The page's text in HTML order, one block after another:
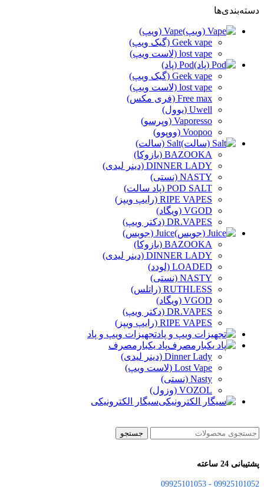
دسته‌بندی‌ها
Vape (ویپ)
Geek vape (گیک ویپ)
lost vape (لاست ویپ)
Pod (پاد)
Geek vape (گیک ویپ)
lost vape (لاست ویپ)
Free max (فری مکس)
Uwell (یوول)
Vaporesso (وپرسو)
Voopoo (ووپوو)
Salt (سالت)
BAZOOKA (بازوکا)
DINNER LADY (دینر لیدی)
NASTY (نستی)
POD SALT (پاد سالت)
RIPE VAPES (رایپ ویپز)
VGOD (ویگاد)
DR.VAPES (دکتر ویپ)
Juice (جویس)
BAZOOKA (بازوکا)
DINNER LADY (دینر لیدی)
LOADED (لودد)
NASTY (نستی)
RUTHLESS (راتلس)
VGOD (ویگاد)
DR.VAPES (دکتر ویپ)
RIPE VAPES (رایپ ویپز)
تجهیزات ویپ و پاد
پاد یکبارمصرف
Dinner Lady (دینر لیدی)
Lost Vape (لاست ویپ)
Nasty (نستی)
VOZOL (وزول)
سیگار الکترونیکی
جستجو
پشتیبانی 24 ساعته
09925101052 - 09925101053